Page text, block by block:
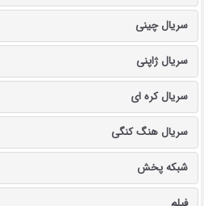
سریال چینی
سریال ژاپنی
سریال کره ای
سریال هنگ کنگی
شبکه پخش